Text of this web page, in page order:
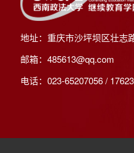
地址：重庆市沙坪坝区壮志
邮箱：485613@qq.com
电话：023-65207056 /